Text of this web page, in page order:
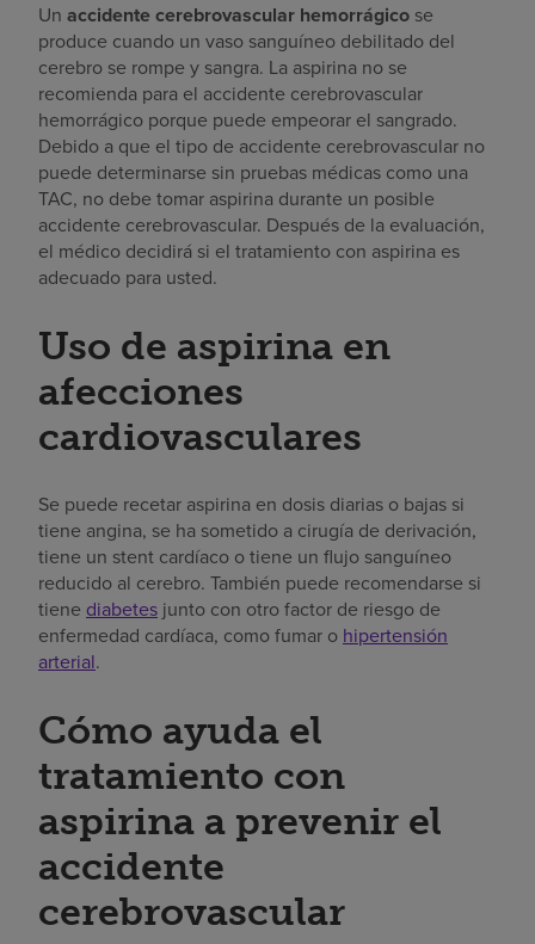
Un accidente cerebrovascular hemorrágico se
produce cuando un vaso sanguíneo debilitado del
cerebro se rompe y sangra. La aspirina no se
recomienda para el accidente cerebrovascular
hemorrágico porque puede empeorar el sangrado.
Debido a que el tipo de accidente cerebrovascular no
puede determinarse sin pruebas médicas como una
TAC, no debe tomar aspirina durante un posible
accidente cerebrovascular. Después de la evaluación,
el médico decidirá si el tratamiento con aspirina es
adecuado para usted.
Uso de aspirina en
afecciones
cardiovasculares
Se puede recetar aspirina en dosis diarias o bajas si
tiene angina, se ha sometido a cirugía de derivación,
tiene un stent cardíaco o tiene un flujo sanguíneo
reducido al cerebro. También puede recomendarse si
tiene diabetes junto con otro factor de riesgo de
enfermedad cardíaca, como fumar o hipertensión
arterial.
Cómo ayuda el
tratamiento con
aspirina a prevenir el
accidente
cerebrovascular